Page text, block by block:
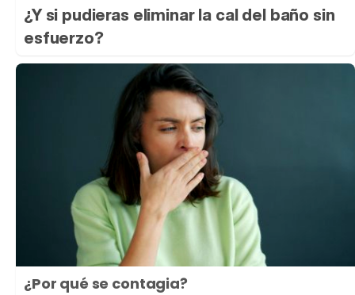
¿Y si pudieras eliminar la cal del baño sin
esfuerzo?
¿Por qué se contagia?